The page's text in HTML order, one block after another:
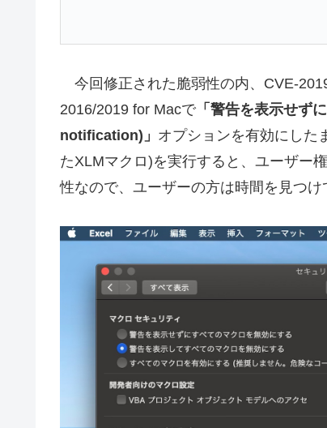
今回修正された脆弱性の内、CVE-
2016/2019 for Macで「警告を表示せず
notification)」 オプションを有効にした
たXLMマクロ)を実行すると、ユーザー
性なので、ユーザーの方は時間を見つ